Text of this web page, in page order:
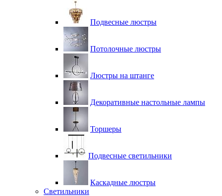
Подвесные люстры
Потолочные люстры
Люстры на штанге
Декоративные настольные лампы
Торшеры
Подвесные светильники
Каскадные люстры
Светильники